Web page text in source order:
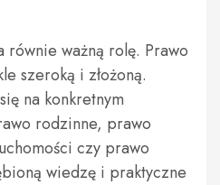
ważną rolę. Prawo
szeroką i złożoną.
na konkretnym
rodzinne, prawo
czy prawo
wiedzę i praktyczne